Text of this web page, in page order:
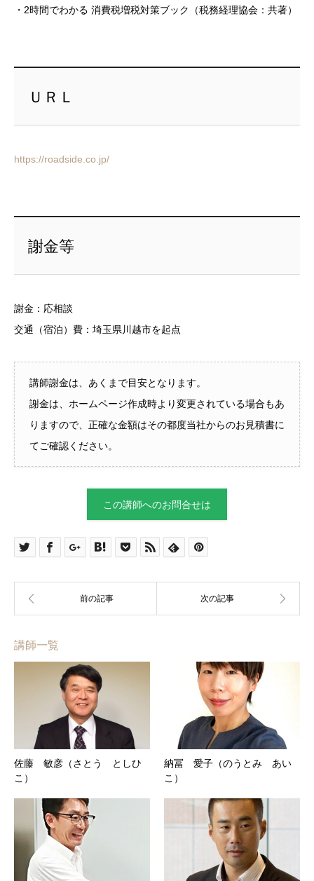
・2時間でわかる 消費税増税対策ブック（税務経理協会：共著）
ＵＲＬ
https://roadside.co.jp/
謝金等
謝金：応相談
交通（宿泊）費：埼玉県川越市を起点
講師謝金は、あくまで目安となります。
謝金は、ホームページ作成時より変更されている場合もあ
りますので、正確な金額はその都度当社からのお見積書に
てご確認ください。
この講師へのお問合せは
講師一覧
佐藤 敏彦（さとう としひ
こ）
納冨 愛子（のうとみ あい
こ）